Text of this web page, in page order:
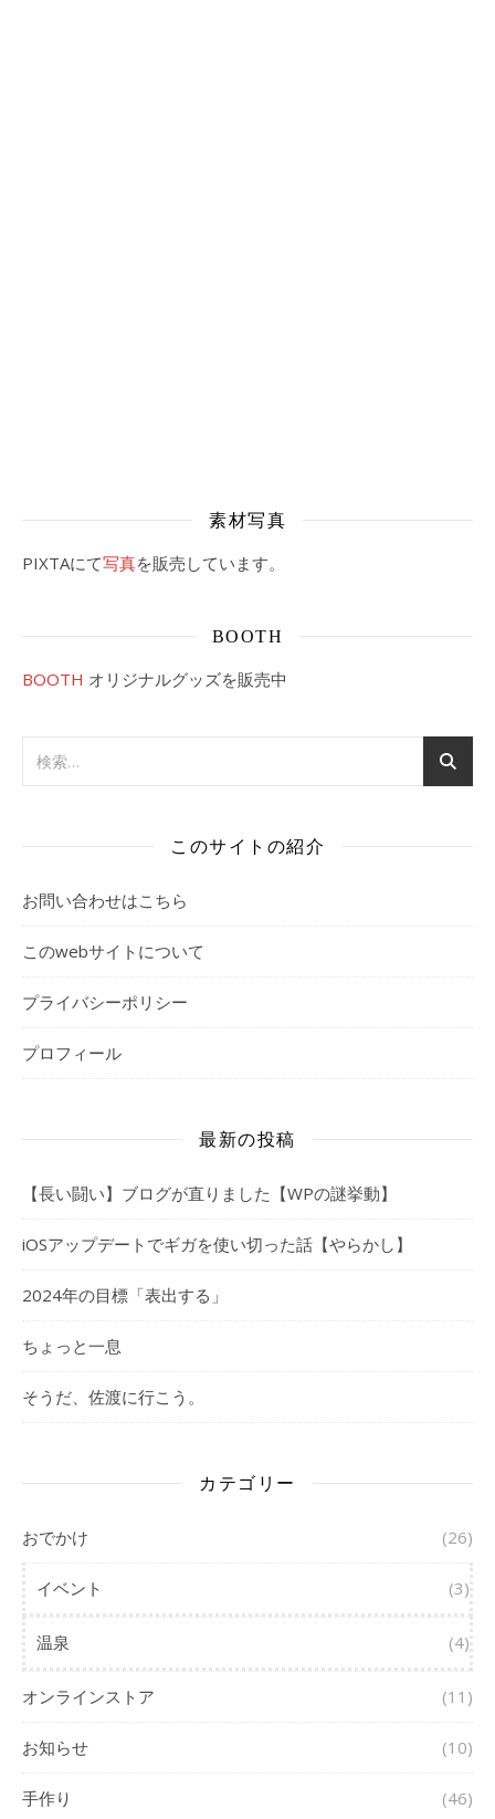
素材写真
PIXTAにて写真を販売しています。
BOOTH
BOOTH オリジナルグッズを販売中
このサイトの紹介
お問い合わせはこちら
このwebサイトについて
プライバシーポリシー
プロフィール
最新の投稿
【長い闘い】ブログが直りました【WPの謎挙動】
iOSアップデートでギガを使い切った話【やらかし】
2024年の目標「表出する」
ちょっと一息
そうだ、佐渡に行こう。
カテゴリー
おでかけ (26)
イベント (3)
温泉 (4)
オンラインストア (11)
お知らせ (10)
手作り (46)